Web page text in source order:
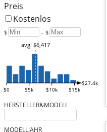
Preis
Kostenlos
$ – $
$0 $5k $10k $15k
$27.4k
avg: $6,417
HERSTELLER&MODELL
MODELLJAHR